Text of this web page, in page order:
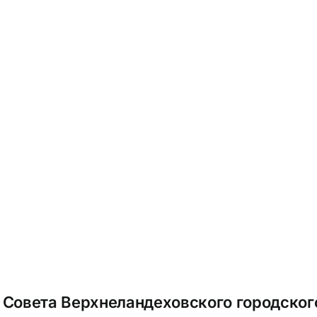
Верхнеландеховского